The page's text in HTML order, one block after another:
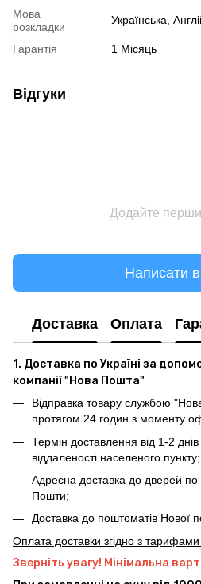
Мова
розкладки
Українська,
Гарантія 1 Місяць
Відгуки
Додайте
Написати
Доставка Оплата
1. Доставка по Україні за
компанії "Нова Пошта"
Відправка товару службою
протягом 24 годин з моменту
Термін доставлення від 1-2 днів
віддаленості населеного пункту;
Адресна доставка до дверей по
Пошти;
Доставка до поштоматів Нової
Оплата доставки згідно з
Зверніть увагу! Мінімальна